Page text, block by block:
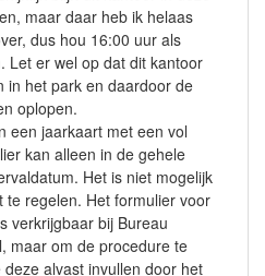
maar daar heb ik helaas
dus hou 16:00 uur als
Let er wel op dat dit kantoor
in het park en daardoor de
oplopen.
een jaarkaart met een vol
kan alleen in de gehele
Het is niet mogelijk
te regelen. Het formulier voor
verkrijgbaar bij Bureau
maar om de procedure te
alvast invullen door het